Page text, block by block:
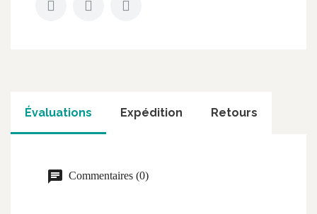
Évaluations Expédition Retours
Commentaires (0)